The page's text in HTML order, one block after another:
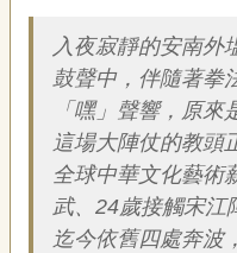
入夜寂靜的安南外
鼓聲中，伴隨著拳
「嘿」聲響，原
這場大陣仗的教頭
全球中華文化藝術
武、24歲接觸宋江
迄今依舊四處奔波